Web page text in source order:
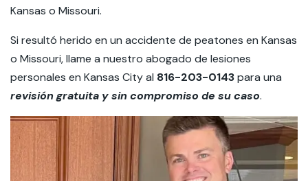
Kansas o Missouri.
Si resultó herido en un accidente de peatones en Kansas
o Missouri, llame a nuestro abogado de lesiones
personales en Kansas City al 816-203-0143para una
revisión gratuita y sin compromiso de su caso.